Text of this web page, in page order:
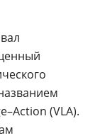
(VLA).